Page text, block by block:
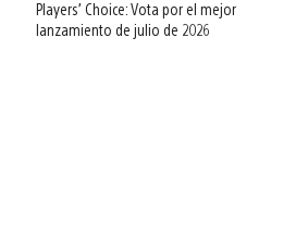
Players’ Choice: Vota por el mejor
lanzamiento de julio de 2026